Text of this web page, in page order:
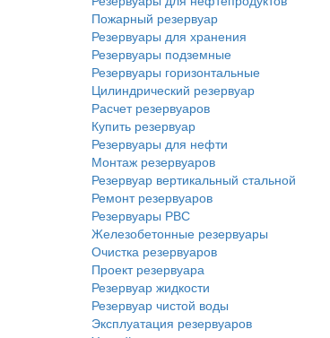
Пожарный резервуар
Резервуары для хранения
Резервуары подземные
Резервуары горизонтальные
Цилиндрический резервуар
Расчет резервуаров
Купить резервуар
Резервуары для нефти
Монтаж резервуаров
Резервуар вертикальный стальной
Ремонт резервуаров
Резервуары РВС
Железобетонные резервуары
Очистка резервуаров
Проект резервуара
Резервуар жидкости
Резервуар чистой воды
Эксплуатация резервуаров